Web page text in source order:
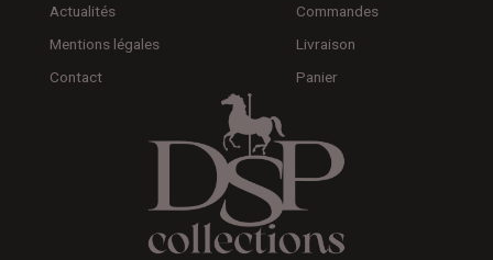
Actualités
Mentions légales
Contact
Commandes
Livraison
Panier